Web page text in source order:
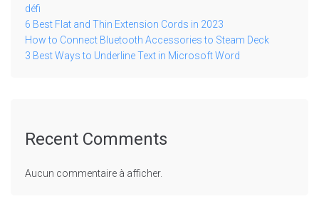
défi
6 Best Flat and Thin Extension Cords in 2023
How to Connect Bluetooth Accessories to Steam Deck
3 Best Ways to Underline Text in Microsoft Word
Recent Comments
Aucun commentaire à afficher.